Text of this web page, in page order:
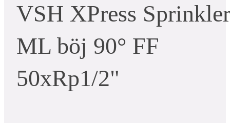
VSH XPress Sprinkler
ML böj 90° FF
50xRp1/2"